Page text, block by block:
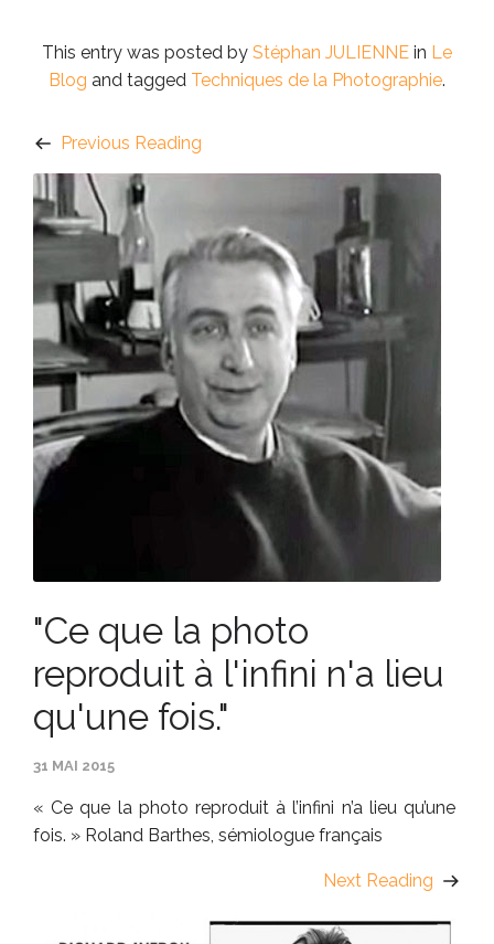
This entry was posted by Stéphan JULIENNE in Le
Blog and tagged Techniques de la Photographie.
Previous Reading
"Ce que la photo
reproduit à l'infini n'a lieu
qu'une fois."
31 MAI 2015
« Ce que la photo reproduit à l’infini n’a lieu qu’une
fois. » Roland Barthes, sémiologue français
Next Reading